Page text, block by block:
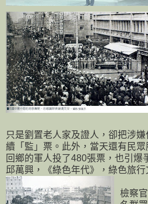
只是劉置老人家及證人，卻把涉
續「監」票。此外，當天還有民
回鄉的軍人投了480張票，也引爆
邱萬興，《綠色年代》，綠色旅
檢察